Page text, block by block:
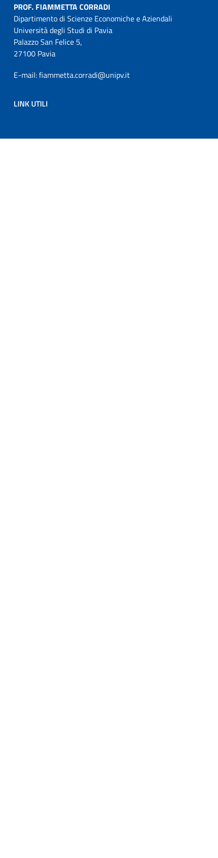
PROF. FIAMMETTA CORRADI
Dipartimento di Scienze Economiche e Aziendali
Università degli Studi di Pavia
Palazzo San Felice 5,
27100 Pavia
E-mail: fiammetta.corradi@unipv.it
LINK UTILI
Sezione Link Utili